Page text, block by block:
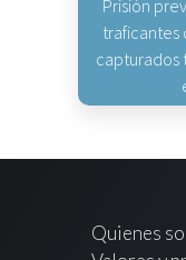
Prisión
traficantes
capturados
Quienes